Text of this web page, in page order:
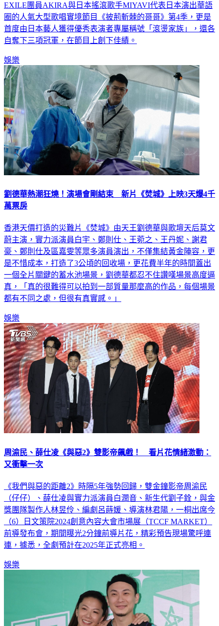
EXILE團員AKIRA與日本搖滾歌手MIYAVI代表日本演出華語
圈的人氣大型歌唱實境節目《披荊斬棘的哥哥》第4季，更是
首度由日本藝人獲得優秀表演者專屬稱號「滾燙家族」，還各
自奪下三項冠軍，在節目上創下佳績。
娛樂
劉德華熱潮狂燒！演場會剛結束 新片《焚城》上映3天爆4千
萬票房
香港天價打造的災難片《焚城》由天王劉德華與歌壇天后莫文
蔚主演，實力派演員白宇、鄭則仕、王菀之、王丹妮、謝君
豪、鄭則仕及區嘉雯等眾多演員演出，不僅集結黃金陣容，更
是不惜成本，打造了3公頃的回收場，更花費半年的時間蓋出
一個全片關鍵的蓄水池場景，劉德華都忍不住讚嘆場景高度逼
真，「真的很難得可以拍到一部質量那麼高的作品，每個場景
都有不同之處，但很有真實感。」
娛樂
周渝民、薛仕凌《與惡2》雙影帝飆戲！ 看片花情緒激動：
又衝擊一次
《我們與惡的距離2》時隔5年強勢回歸，雙金鐘影帝周渝民
（仔仔）、薛仕凌與實力派演員白潤音、新生代劉子銓，與金
獎團隊製作人林昱伶、編劇呂蒔媛、導演林君陽，一桐出席今
（6）日文策院2024創意內容大會市場展（TCCF MARKET）
前導發布會，期間曝光2分鐘前導片花，精彩預告現場驚呼連
連，據悉，全劇預計在2025年正式亮相。
娛樂